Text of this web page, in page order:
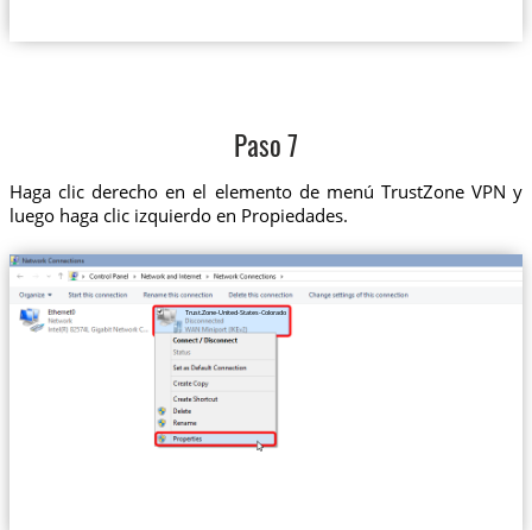
Paso 7
Haga clic derecho en el elemento de menú TrustZone VPN y
luego haga clic izquierdo en Propiedades.
Trust.Zone-United-States-Colorado